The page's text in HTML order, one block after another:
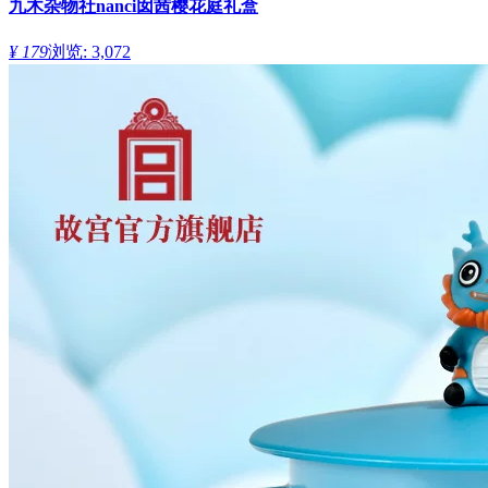
九木杂物社nanci囡茜樱花庭礼盒
¥ 179浏览: 3,072